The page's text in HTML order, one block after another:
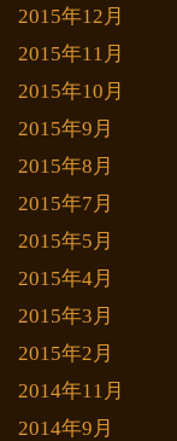
2015年12月
2015年11月
2015年10月
2015年9月
2015年8月
2015年7月
2015年5月
2015年4月
2015年3月
2015年2月
2014年11月
2014年9月